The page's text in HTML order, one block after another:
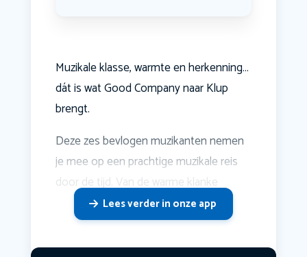
Muzikale klasse, warmte en herkenning…
dát is wat Good Company naar Klup
brengt.
Deze zes bevlogen muzikanten nemen
je mee op een prachtige muzikale reis
door de tijd. Van de warme klanke
Lees verder in onze app